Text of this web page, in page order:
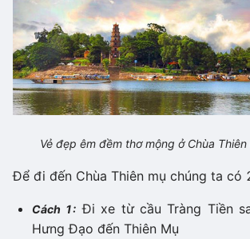
Vẻ đẹp êm đềm thơ mộng ở Chùa
Để đi đến Chùa Thiên mụ chúng ta có
Cách 1: Đi xe từ cầu Tràng Tiền
Hưng Đạo đến Thiên Mụ